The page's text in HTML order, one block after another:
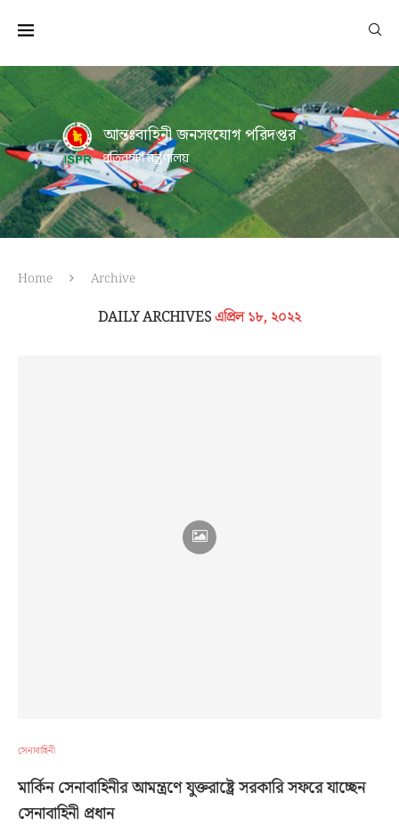
আন্তঃবাহিনী জনসংযোগ পরিদপ্তর
প্রতিরক্ষা মন্ত্রণালয়
Home Archive
DAILY ARCHIVESএপ্রিল ১৮, ২০২২
সেনাবাহিনী
মার্কিন সেনাবাহিনীর আমন্ত্রণে যুক্তরাষ্ট্রে সরকারি সফরে যাচ্ছেন
সেনাবাহিনী প্রধান